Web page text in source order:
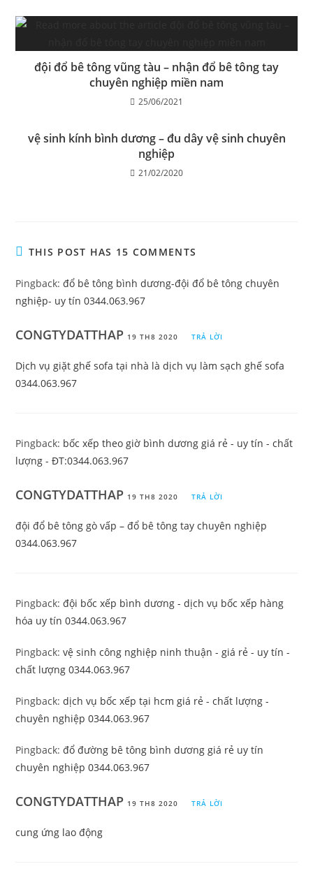
đội đổ bê tông vũng tàu – nhận đổ bê tông tay
chuyên nghiệp miền nam
25/06/2021
vệ sinh kính bình dương – đu dây vệ sinh chuyên
nghiệp
21/02/2020
THIS POST HAS 15 COMMENTS
Pingback:đổ bê tông bình dương-đội đổ bê tông chuyên
nghiệp- uy tín 0344.063.967
CONGTYDATTHAP 19 TH8 2020 TRẢ LỜI
Dịch vụ giặt ghế sofa tại nhà là dịch vụ làm sạch ghế sofa
0344.063.967
Pingback: bốc xếp theo giờ bình dương giá rẻ - uy tín - chất
lượng - ĐT:0344.063.967
CONGTYDATTHAP 19 TH8 2020 TRẢ LỜI
đội đổ bê tông gò vấp – đổ bê tông tay chuyên nghiệp
0344.063.967
Pingback:đội bốc xếp bình dương - dịch vụ bốc xếp hàng
hóa uy tín 0344.063.967
Pingback:vệ sinh công nghiệp ninh thuận - giá rẻ - uy tín -
chất lượng 0344.063.967
Pingback:dịch vụ bốc xếp tại hcm giá rẻ - chất lượng -
chuyên nghiệp 0344.063.967
Pingback:đổ đường bê tông bình dương giá rẻ uy tín
chuyên nghiệp 0344.063.967
CONGTYDATTHAP 19 TH8 2020 TRẢ LỜI
cung ứng lao động